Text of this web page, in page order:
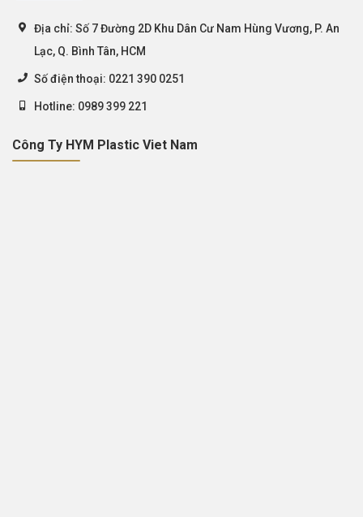
Địa chỉ: Số 7 Đường 2D Khu Dân Cư Nam Hùng Vương, P. An
Lạc, Q. Bình Tân, HCM
Số điện thoại: 0221 390 0251
Hotline: 0989 399 221
Công Ty HYM Plastic Viet Nam